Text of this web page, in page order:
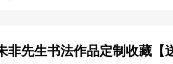
非先生书法作品定制收藏【